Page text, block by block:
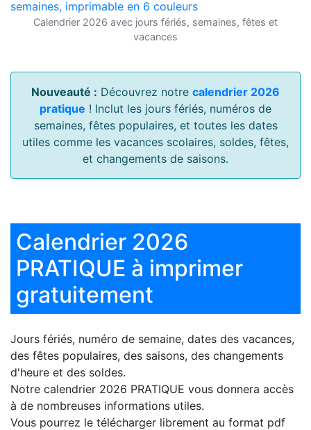
Calendrier 2026 avec jours fériés, semaines, fêtes et
vacances
Nouveauté : Découvrez notre calendrier 2026
pratique ! Inclut les jours fériés, numéros de
semaines, fêtes populaires, et toutes les dates
utiles comme les vacances scolaires, soldes, fêtes,
et changements de saisons.
Calendrier 2026
PRATIQUE à imprimer
gratuitement
Jours fériés, numéro de semaine, dates des vacances,
des fêtes populaires, des saisons, des changements
d'heure et des soldes.
Notre calendrier 2026 PRATIQUE vous donnera accès
à de nombreuses informations utiles.
Vous pourrez le télécharger librement au format pdf